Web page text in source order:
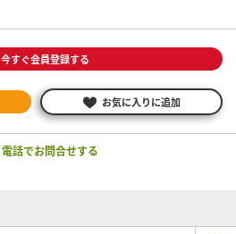
今すぐ会員登録する
お気に入りに追加
電話でお問合せする